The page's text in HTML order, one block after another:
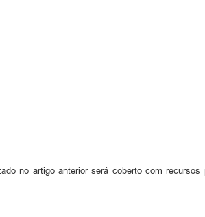
no artigo anterior será coberto com